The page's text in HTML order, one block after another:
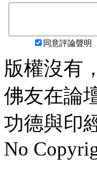
同意評論聲明
版權沒有
佛友在論
功德與印
No